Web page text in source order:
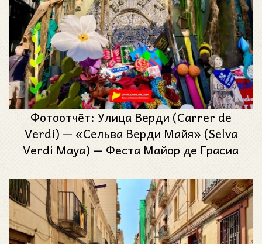
Фотоотчёт: Улица Верди (Carrer de
Verdi) — «Сельва Верди Майя» (Selva
Verdi Maya) — Феста Майор де Грасиа